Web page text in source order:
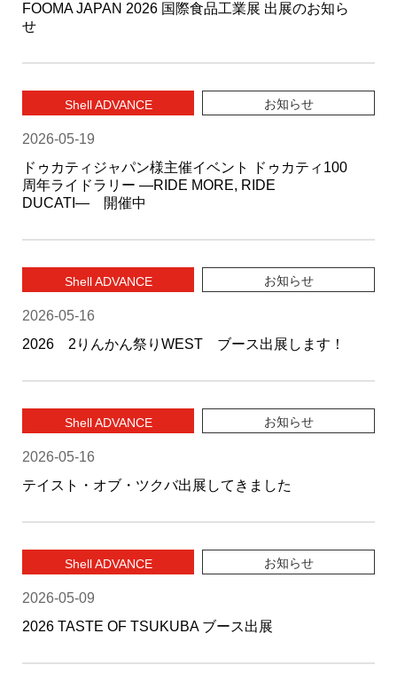
FOOMA JAPAN 2026 国際食品工業展 出展のお知ら
せ
Shell ADVANCE お知らせ
2026-05-19
ドゥカティジャパン様主催イベント ドゥカティ100
周年ライドラリー ―RIDE MORE, RIDE
DUCATI― 開催中
Shell ADVANCE お知らせ
2026-05-16
2026 2りんかん祭りWEST ブース出展します！
Shell ADVANCE お知らせ
2026-05-16
テイスト・オブ・ツクバ出展してきました
Shell ADVANCE お知らせ
2026-05-09
2026 TASTE OF TSUKUBA ブース出展